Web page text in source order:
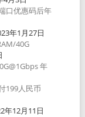
口优惠码后年
年1月27日
40G
年
199人民币
年12月11日